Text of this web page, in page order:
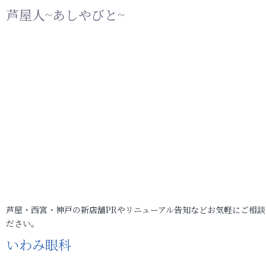
芦屋人~あしやびと~
芦屋・西宮・神戸の新店舗PRやリニューアル告知などお気軽にご相
ださい。
いわみ眼科